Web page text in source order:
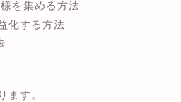
を集める方法
化する方法
ます。